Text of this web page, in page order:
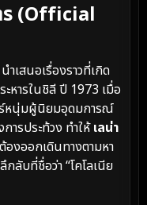
ร (Official
นำเสนอเรื่องราวที่เกิด
หารในชิลี ปี 1973 เมื่อ
หนุ่มผู้นิยมอุดมการณ์
ารประท้วง ทำให้เลน่า
องออกเดินทางตามหา
ลับที่ชื่อว่า “โคโลเนีย